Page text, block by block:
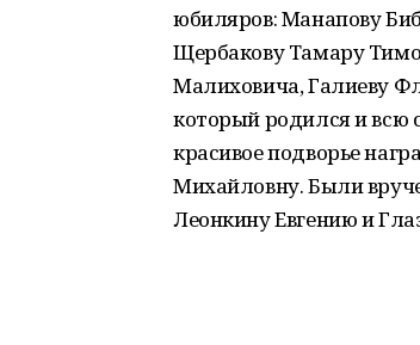
юбиляров: Манапову
Щербакову Тамару
Малиховича, Галиеву
который родился и всю
красивое подворье
Михайловну. Были
Леонкину Евгению и